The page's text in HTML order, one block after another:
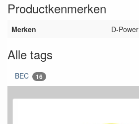
Productkenmerken
Merken D-Power
Alle tags
BEC 16